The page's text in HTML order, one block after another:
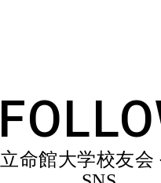
立命館大学校友会